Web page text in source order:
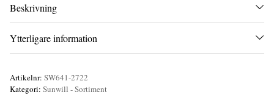
Beskrivning
Ytterligare information
Artikelnr: SW641-2722
Kategori: Sunwill - Sortiment